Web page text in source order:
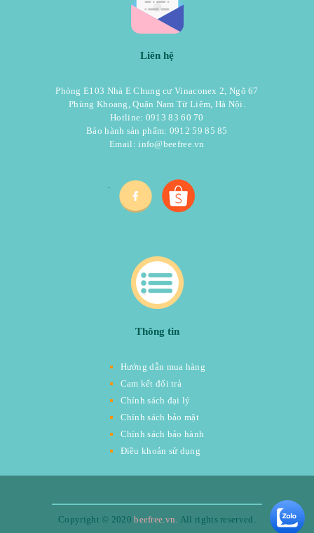
Liên hệ
Phòng E103 Nhà E Chung cư Vinaconex 2, Ngõ 67
Phùng Khoang, Quận Nam Từ Liêm, Hà Nội.
Hotline: 0913 83 60 70
Bảo hành sản phẩm: 0912 59 85 85
Email:info@beefree.vn
.
Thông tin
Hướng dẫn mua hàng
Cam kết đổi trả
Chính sách đại lý
Chính sách bảo mật
Chính sách bảo hành
Điều khoản sử dụng
Copyright © 2020beefree.vn. All rights reserved.